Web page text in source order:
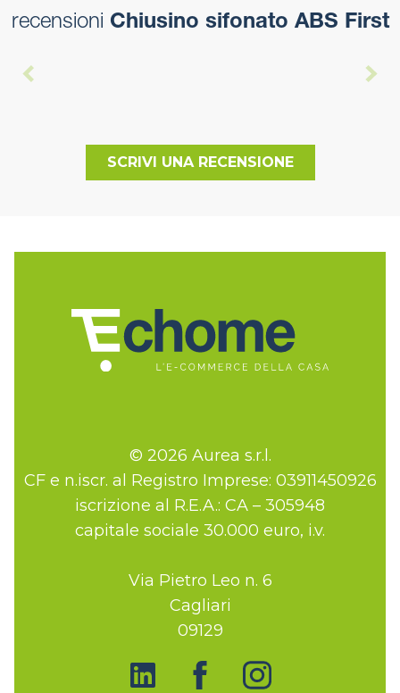
recensioni Chiusino sifonato ABS First
SCRIVI UNA RECENSIONE
© 2026 Aurea s.r.l.
CF e n.iscr. al Registro Imprese: 03911450926
iscrizione al R.E.A.: CA – 305948
capitale sociale 30.000 euro, i.v.
Via Pietro Leo n. 6
Cagliari
09129